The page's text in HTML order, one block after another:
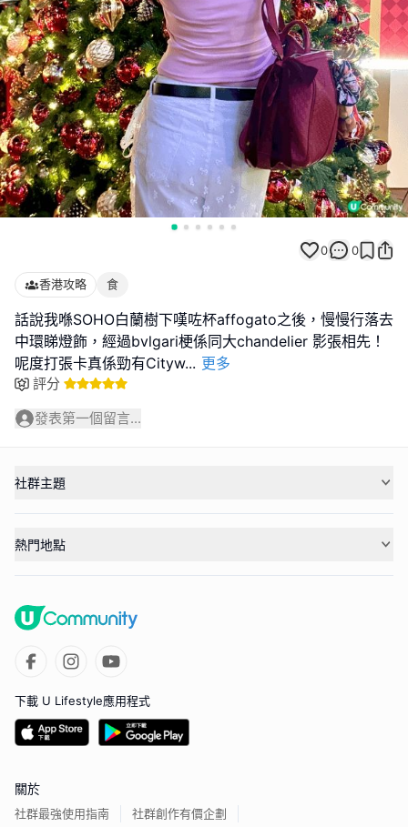
0 0
香港攻略 食
話說我喺SOHO白蘭樹下嘆咗杯affogato之後，慢慢行落去
中環睇燈飾，經過bvlgari梗係同大chandelier 影張相先！
呢度打張卡真係勁有Cityw... 更多
評分
發表第一個留言...
社群主題
熱門地點
下載 U Lifestyle應用程式
關於
社群最強使用指南 社群創作有價企劃